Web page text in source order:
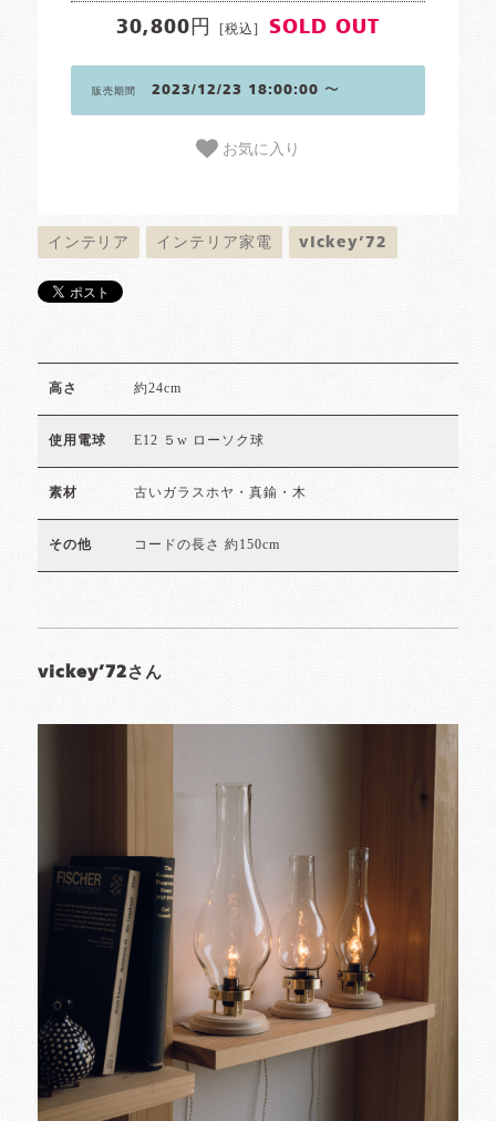
30,800円 [税込] SOLD OUT
販売期間 2023/12/23 18:00:00 〜
お気に入り
インテリア インテリア家電 vickey’72
高さ 約24cm
使用電球 E12 ５w ローソク球
素材 古いガラスホヤ・真鍮・木
その他 コードの長さ 約150cm
vickey’72さん